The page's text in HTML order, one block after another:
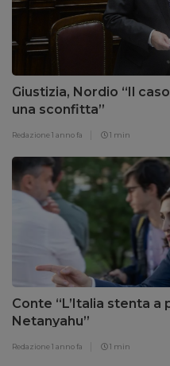
Giustizia, Nordio “Il
una sconfitta”
Redazione1 anno fa 1 min
Conte “L’Italia stenta
Netanyahu”
Redazione1 anno fa 1 min